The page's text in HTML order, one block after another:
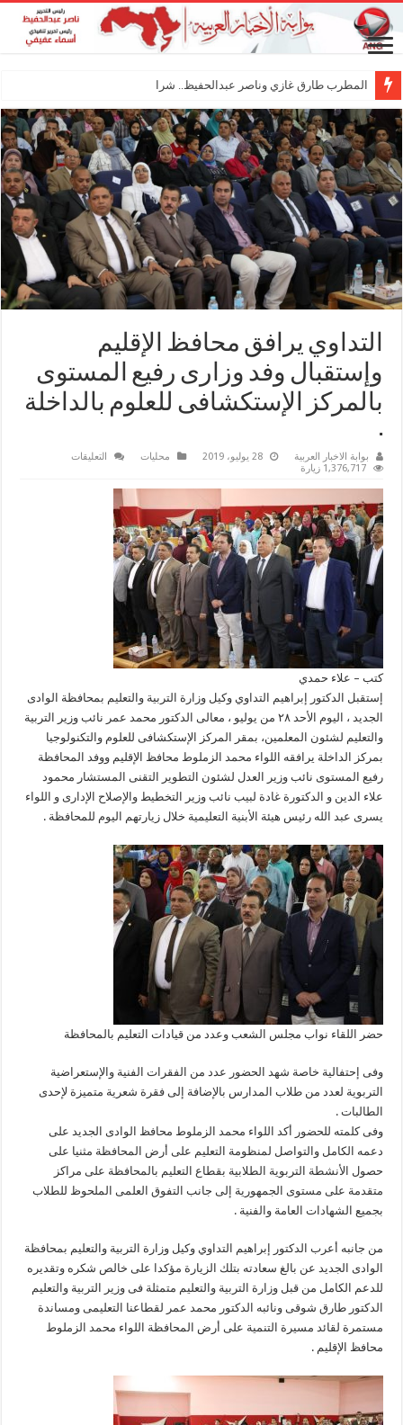
المطرب طارق غازي وناصر عبدالحفيظ.. شراكة فنية ترسم م
التداوي يرافق محافظ الإقليم
وإستقبال وفد وزارى رفيع المستوى
بالمركز الإستكشافى للعلوم بالداخلة
.
بوابة الاخبار العربية 28 يوليو، 2019 محليات التعليقات
1,376,717 زيارة
كتب – علاء حمدي
إستقبل الدكتور إبراهيم التداوي وكيل وزارة التربية والتعليم بمحافظة الوادى
الجديد ، اليوم الأحد ٢٨ من يوليو ، معالى الدكتور محمد عمر نائب وزير التربية
والتعليم لشئون المعلمين، بمقر المركز الإستكشافى للعلوم والتكنولوجيا
بمركز الداخلة يرافقه اللواء محمد الزملوط محافظ الإقليم ووفد المحافظة
رفيع المستوى نائب وزير العدل لشئون التطوير التقنى المستشار محمود
علاء الدين و الدكتورة غادة لبيب نائب وزير التخطيط والإصلاح الإدارى و اللواء
يسرى عبد الله رئيس هيئة الأبنية التعليمية خلال زيارتهم اليوم للمحافظة .
حضر اللقاء نواب مجلس الشعب وعدد من قيادات التعليم بالمحافظة
وفى إحتفالية خاصة شهد الحضور عدد من الفقرات الفنية والإستعراضية
التربوية لعدد من طلاب المدارس بالإضافة إلى فقرة شعرية متميزة لإحدى
الطالبات .
وفى كلمته للحضور أكد اللواء محمد الزملوط محافظ الوادى الجديد على
دعمه الكامل والتواصل لمنظومة التعليم على أرض المحافظة مثنيا على
حصول الأنشطة التربوية الطلابية بقطاع التعليم بالمحافظة على مراكز
متقدمة على مستوى الجمهورية إلى جانب التفوق العلمى الملحوظ للطلاب
بجميع الشهادات العامة والفنية .
من جانبه أعرب الدكتور إبراهيم التداوي وكيل وزارة التربية والتعليم بمحافظة
الوادى الجديد عن بالغ سعادته بتلك الزيارة مؤكدا على خالص شكره وتقديره
للدعم الكامل من قبل وزارة التربية والتعليم متمثلة فى وزير التربية والتعليم
الدكتور طارق شوقى ونائبه الدكتور محمد عمر لقطاعنا التعليمى ومساندة
مستمرة لقائد مسيرة التنمية على أرض المحافظة اللواء محمد الزملوط
محافظ الإقليم .